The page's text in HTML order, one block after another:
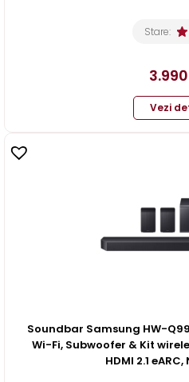
Stare:
3.990
Vezi
Soundbar Samsung HW-
Wi-Fi, Subwoofer & Kit
HDMI 2.1